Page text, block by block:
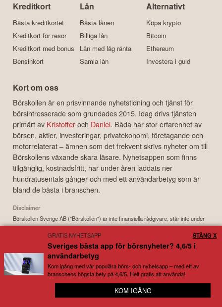
Kreditkort
Bästa kreditkortet
Kreditkort för resor
Kreditkort med bonus
Bensinkort
Lån
Bästa lånen
Billiga lån
Lån med låg ränta
Samla lån
Alternativt
Köpa krypto
Bitcoin
Ethereum
Investera i guld
Kort om oss
Börskollen är en prisvinnande nyhetstidning och tjänst för
börsintresserade som grundades 2015. Idag drivs tjänsten
primärt av Kristofferoch Daniel. Båda har stor erfarenhet av
börsen, aktier, investeringar, privatekonomi, företagande och
motorrelaterat – ämnen som det frekvent skrivs nyheter om till
Börskollens växande skara läsare. Nyhetsappen som finns
tillgänglig, kostnadsfritt, har under åren laddats ner
hundratusentals gånger och med ett användarbetyg som är
bland de bästa i branschen.
Disclaimer
Börskollen Sverige AB ("Börskollen") är inte finansiella rådgivare, står inte under
finansinspektionens tillsyn och ger inga råd till dig. Detta innebär att
investeringsbeslut baserade på information som direkt eller indirekt härrörande
från Börskollen eller personer med koppling till Börskollen, alltid fattas
självständigt av investeraren. Börskollen frånsäger sig allt ansvar för eventuell
förlust eller skada av vad slag det må vara som grundar sig på användandet av
material härrörande från tjänsten Börskollen.
Börskollen Sverige AB. All rights reserved.
📰 Samlar börs- och ekonominyheter från över 100
olika källor
GRATIS NYHETSAPP
Sveriges bästa app för börsnyheter? 4,6/5 i
användarbetyg
Kom igång med vår populära börs- och nyhetsapp – med ett av
branschens högsta bety på 4,6/5. Helt gratis att använda!
KOM IGÅNG
STÄNG X